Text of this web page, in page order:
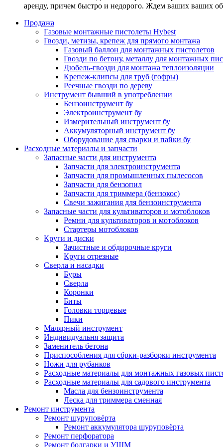
аренду, причем быстро и недорого. Ждем ваших ваших
Продажа
Газовые монтажные пистолеты Hybest
Гвозди, метизы, крепеж для прямого монтажа
Газовый баллон для монтажных пистолетов
Гвозди по бетону, металлу для монтажных
Дюбель-гвозди для монтажа теплоизоляции
Крепеж-клипсы для труб (гофры)
Реечные гвозди по дереву
Инструмент бывший в употреблении
Бензоинструмент бу
Электроинструмент бу
Измерительный инструмент бу
Аккумуляторный инструмент бу
Оборудование для сварки и пайки бу
Расходные материалы и запчасти
Запасные части для инструмента
Запчасти для электроинструмента
Запчасти для промышленных пылесосов
Запчасти для бензопил
Запчасти для триммера (бензокос)
Свечи зажигания для бензоинструмента
Запасные части для культиваторов и мотоблоков
Ремни для культиваторов и мотоблоков
Стартеры мотоблоков
Круги и диски
Зачистные и обдирочные круги
Круги отрезные
Сверла и насадки
Буры
Сверла
Коронки
Биты
Головки торцевые
Пики
Малярный инструмент
Индивидуальня защита
Заменитель бетона
Приспособления для сбрки-разборки инструмента
Ножи для рубанков
Расходные материалы для монтажных газовых
Расходные материалы для садового инструмента
Масла для бензоинструмента
Леска для триммера сменная
Ремонт инструмента
Ремонт шуруповёрта
Ремонт аккумулятора шуруповёрта
Ремонт перфоратора
Ремонт болгарки и УШМ